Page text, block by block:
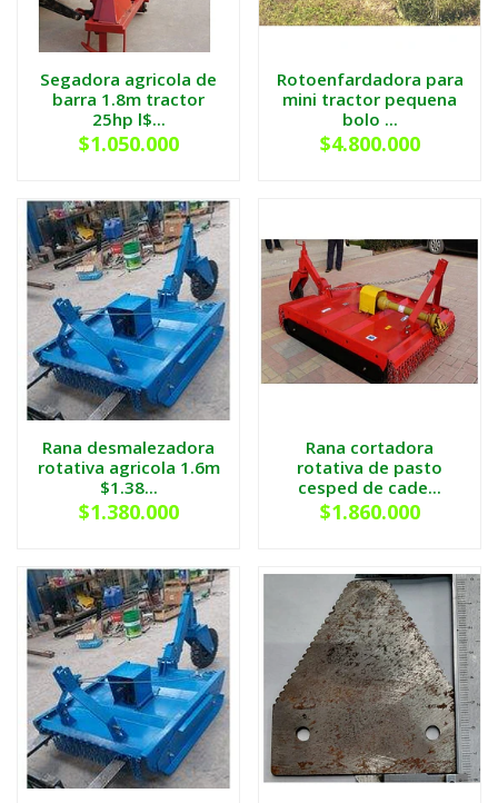
Segadora agricola de
barra 1.8m tractor
25hp l$...
$1.050.000
Rotoenfardadora para
mini tractor pequena
bolo ...
$4.800.000
Rana desmalezadora
rotativa agricola 1.6m
$1.38...
$1.380.000
Rana cortadora
rotativa de pasto
cesped de cade...
$1.860.000